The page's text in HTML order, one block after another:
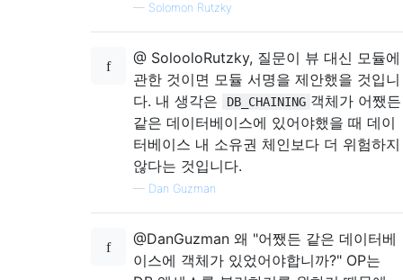
— Solomon Rutzky
@ SolooloRutzky, 질문이 뷰 대신 모듈에
관한 것이면 모듈 서명을 제안했을 것입니
다. 내 생각은
DB_CHAINING 객체가 어쨌든
같은 데이터베이스에 있어야했을 때 데이
터베이스 내 소유권 체인보다 더 위험하지
않다는 것입니다.
— Dan Guzman
@DanGuzman 왜 "어쨌든 같은 데이터베
이스에 객체가 있었어야합니까?" OP는